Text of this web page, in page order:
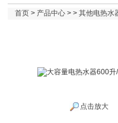
首页 > 产品中心 > > 其他电热水
点击放大